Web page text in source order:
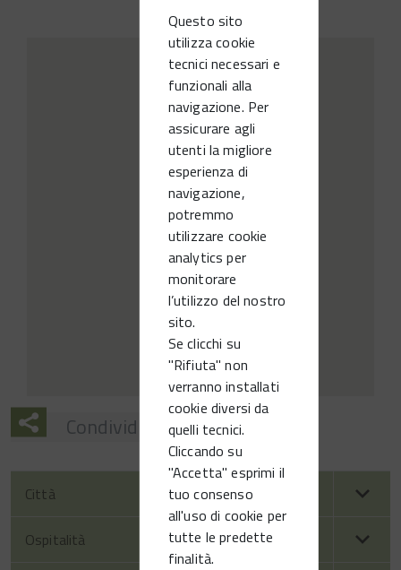
Questo sito
utilizza cookie
tecnici necessari e
funzionali alla
navigazione. Per
assicurare agli
utenti la migliore
esperienza di
navigazione,
potremmo
utilizzare cookie
analytics per
monitorare
l’utilizzo del nostro
sito.
Se clicchi su
"Rifiuta" non
verranno installati
cookie diversi da
quelli tecnici.
Cliccando su
"Accetta" esprimi il
tuo consenso
all'uso di cookie per
tutte le predette
finalità.
Condividi
Città
Ospitalità